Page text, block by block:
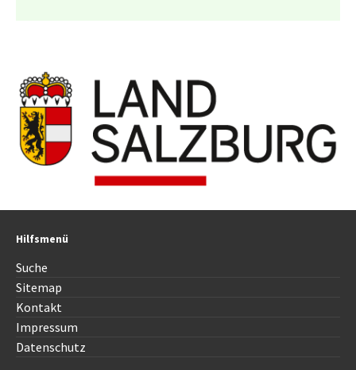
Hilfsmenü
Suche
Sitemap
Kontakt
Impressum
Datenschutz